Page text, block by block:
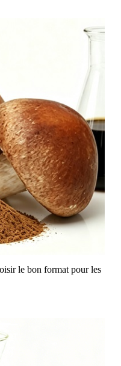
le bon format pour les